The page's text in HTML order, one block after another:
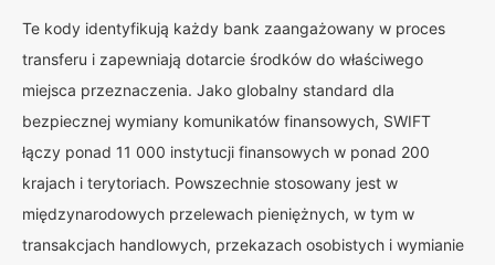
Te kody identyfikują każdy bank zaangażowany w proces
transferu i zapewniają dotarcie środków do właściwego
miejsca przeznaczenia. Jako globalny standard dla
bezpiecznej wymiany komunikatów finansowych, SWIFT
łączy ponad 11 000 instytucji finansowych w ponad 200
krajach i terytoriach. Powszechnie stosowany jest w
międzynarodowych przelewach pieniężnych, w tym w
transakcjach handlowych, przekazach osobistych i wymianie